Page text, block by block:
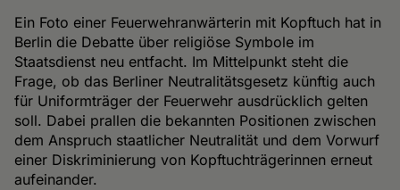
Ein Foto einer Feuerwehranwärterin mit Kopftuch hat in
Berlin die Debatte über religiöse Symbole im
Staatsdienst neu entfacht. Im Mittelpunkt steht die
Frage, ob das Berliner Neutralitätsgesetz künftig auch
für Uniformträger der Feuerwehr ausdrücklich gelten
soll. Dabei prallen die bekannten Positionen zwischen
dem Anspruch staatlicher Neutralität und dem Vorwurf
einer Diskriminierung von Kopftuchträgerinnen erneut
aufeinander.